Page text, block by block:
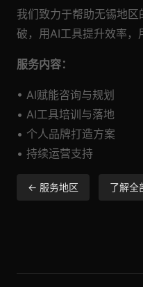
我们致力于帮助无锡地
破，用AI工具提升效率，
服务内容：
• AI赋能咨询与规划
• AI工具培训与落地
• 个人品牌打造方案
• 持续运营支持
← 服务地区 了解全